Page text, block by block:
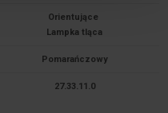
Orientujące
Pomarańczowy
27.33.11.0